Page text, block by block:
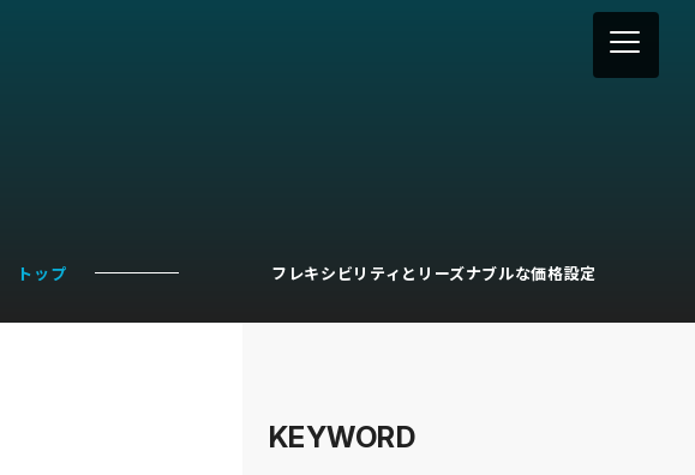
トップ フレキシビリティとリーズナブルな価格設定
KEYWORD